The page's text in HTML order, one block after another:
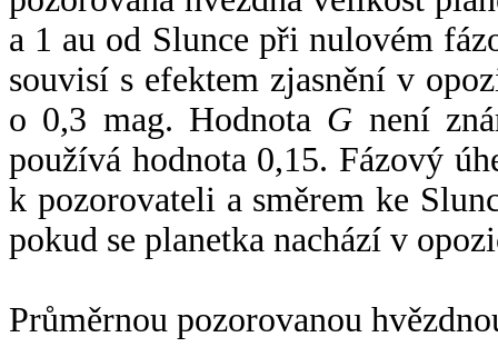
a 1 au od Slunce při nulovém
souvisí s efektem zjasnění v
o 0,3 mag. Hodnota G není
používá hodnota 0,15. Fázový
k pozorovateli a směrem ke
pokud se planetka nachází v
Průměrnou pozorovanou